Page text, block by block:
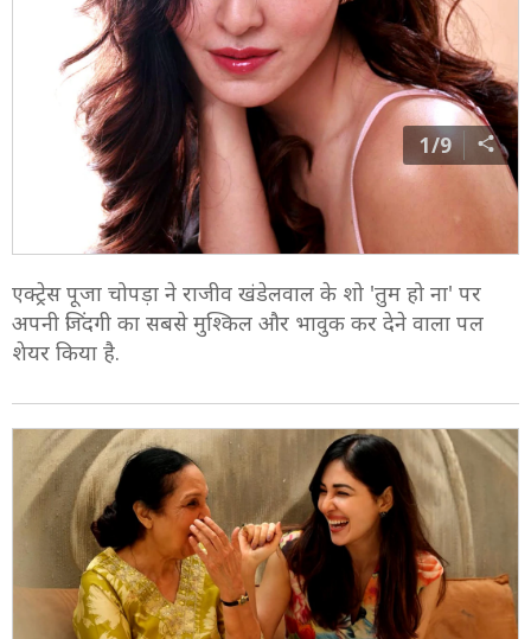
1/9
एक्ट्रेस पूजा चोपड़ा ने राजीव खंडेलवाल के शो 'तुम हो ना' पर
अपनी जिंदगी का सबसे मुश्किल और भावुक कर देने वाला पल
शेयर किया है.